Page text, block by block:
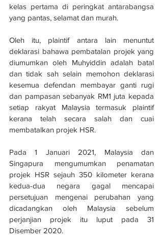
kelas pertama di peringkat antarabangsa
yang pantas, selamat dan murah.
Oleh itu, plaintif antara lain menuntut
deklarasi bahawa pembatalan projek yang
diumumkan oleh Muhyiddin adalah batal
dan tidak sah selain memohon deklarasi
kesemua defendan membayar ganti rugi
dan pampasan sebanyak RM1 juta kepada
setiap rakyat Malaysia termasuk plaintif
kerana telah secara salah dan cuai
membatalkan projek HSR.
Pada 1 Januari 2021, Malaysia dan
Singapura mengumumkan penamatan
projek HSR sejauh 350 kilometer kerana
kedua-dua negara gagal mencapai
persetujuan mengenai perubahan yang
dicadangkan oleh Malaysia sebelum
perjanjian projek itu luput pada 31
Disember 2020.